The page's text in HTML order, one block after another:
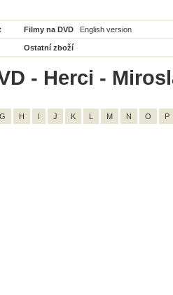
Filmy na DVD English version
Ostatní zboží
- Herci -
G H I J K L M N O P